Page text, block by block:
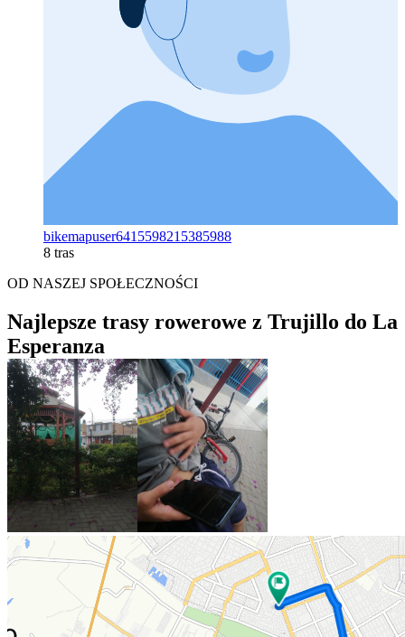
bikemapuser6415598215385988
8 tras
OD NASZEJ SPOŁECZNOŚCI
Najlepsze trasy rowerowe z Trujillo do La
Esperanza